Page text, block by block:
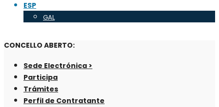
ESP
GAL
CONCELLO ABERTO:
Sede Electrónica >
Participa
Trámites
Perfil de Contratante